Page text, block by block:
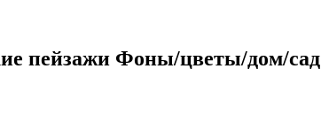
пейзажи Фоны/цветы/дом/сад